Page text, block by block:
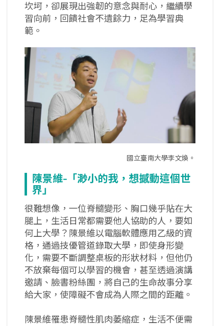
坎坷，卻展現出強韌的意念與耐心，繼續學
習向前，回饋社會不遺餘力，足為學習典
範。
國立臺南大學李文煥。
陳景維- 「渺小的我，想撼動這個世
界」
很難想像，一位脊髓變形、胸口幾乎貼在大
腿上，生活日常都需要他人協助的人，要如
何上大學？陳景維以電腦軟體應用乙級的資
格，通過技優管道錄取大學，即使身形變
化，需要不斷調整桌板的形狀材料，但他仍
不放棄每個可以學習的機會，甚至透過演講
邀請、臉書粉絲團，將自己的生命故事分享
給大家，使障礙不會成為人際之間的距離。
陳景維罹患脊髓性肌肉萎縮症，生活不便需